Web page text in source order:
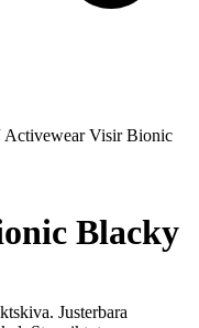
Visir Bionic
Blacky
Justerbara